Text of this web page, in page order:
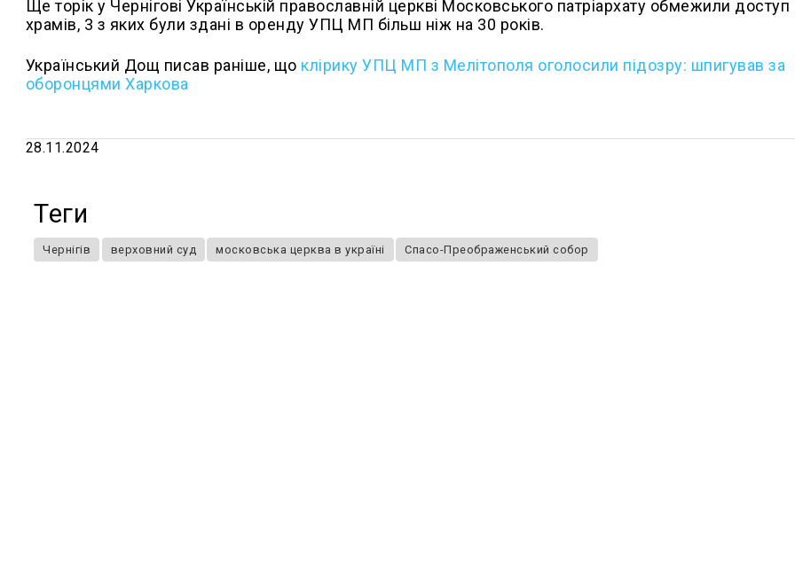
Ще торік у Чернігові Українській православній церкві Московського патріархату обмежили
храмів, 3 з яких були здані в оренду УПЦ МП більш ніж на 30 років.
Український Дощ писав раніше, що клірику УПЦ МП з Мелітополя оголосили підозру: шпигував за
оборонцями Харкова
28.11.2024
Теги
Чернігів верховний суд московська церква в україні Спасо-Преображенський собор